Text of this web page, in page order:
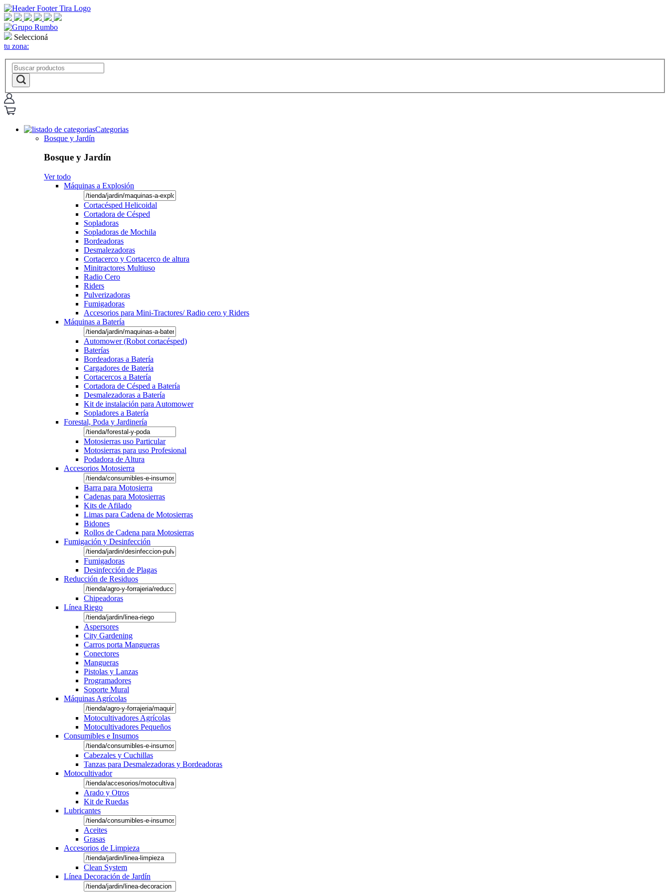
Seleccioná
tu zona:
Categorias
Bosque y Jardín
Bosque y Jardín
Ver todo
Máquinas a Explosión
Cortacésped Helicoidal
Cortadora de Césped
Sopladoras
Sopladoras de Mochila
Bordeadoras
Desmalezadoras
Cortacerco y Cortacerco de altura
Minitractores Multiuso
Radio Cero
Riders
Pulverizadoras
Fumigadoras
Accesorios para Mini-Tractores/ Radio cero y Riders
Máquinas a Batería
Automower (Robot cortacésped)
Baterías
Bordeadoras a Batería
Cargadores de Batería
Cortacercos a Batería
Cortadora de Césped a Batería
Desmalezadoras a Batería
Kit de instalación para Automower
Sopladores a Batería
Forestal, Poda y Jardinería
Motosierras uso Particular
Motosierras para uso Profesional
Podadora de Altura
Accesorios Motosierra
Barra para Motosierra
Cadenas para Motosierras
Kits de Afilado
Limas para Cadena de Motosierras
Bidones
Rollos de Cadena para Motosierras
Fumigación y Desinfección
Fumigadoras
Desinfección de Plagas
Reducción de Residuos
Chipeadoras
Línea Riego
Aspersores
City Gardening
Carros porta Mangueras
Conectores
Mangueras
Pistolas y Lanzas
Programadores
Soporte Mural
Máquinas Agrícolas
Motocultivadores Agrícolas
Motocultivadores Pequeños
Consumibles e Insumos
Cabezales y Cuchillas
Tanzas para Desmalezadoras y Bordeadoras
Motocultivador
Arado y Otros
Kit de Ruedas
Lubricantes
Aceites
Grasas
Accesorios de Limpieza
Clean System
Línea Decoración de Jardín